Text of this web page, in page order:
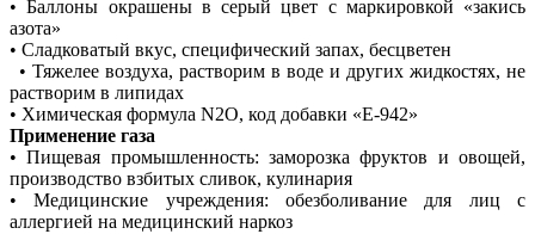
• Баллоны окрашены в серый цвет с маркировкой «закись
азота»
• Сладковатый вкус, специфический запах, бесцветен
• Тяжелее воздуха, растворим в воде и других жидкостях, не
растворим в липидах
• Химическая формула N2O, код добавки «Е-942»
Применение газа
• Пищевая промышленность: заморозка фруктов и овощей,
производство взбитых сливок, кулинария
• Медицинские учреждения: обезболивание для лиц с
аллергией на медицинский наркоз